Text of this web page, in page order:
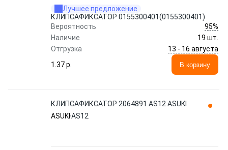
Лучшее предложение
КЛИПСАФИКСАТОР 0155300401(0155300401)
Вероятность
95%
Наличие
19 шт.
Отгрузка
13 - 16 августа
1.37 p.
В корзину
КЛИПСАФИКСАТОР 2064891 AS12 ASUKI
ASUKI AS12